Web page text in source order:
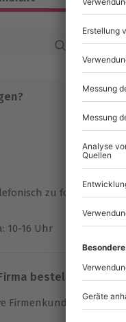
bestimmten Terminen
auf körperliche oder
für 1 Person
Karte in
zu folgenden
10-16 Uhr
bestellen?
Firmenkunden Vorteile.